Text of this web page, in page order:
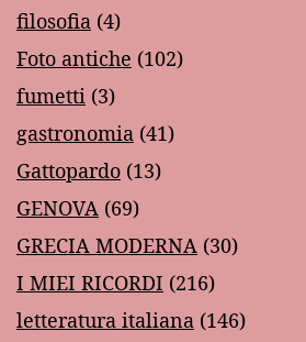
filosofia (4)
Foto antiche (102)
fumetti (3)
gastronomia (41)
Gattopardo (13)
GENOVA (69)
GRECIA MODERNA (30)
I MIEI RICORDI (216)
letteratura italiana (146)